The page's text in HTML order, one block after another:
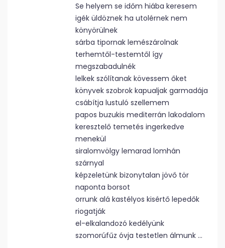
Se helyem se időm hiába keresem
igék üldöznek ha utolérnek nem
könyörülnek
sárba tipornak lemészárolnak
terhemtől-testemtől így
megszabadulnék
lelkek szólítanak kövessem őket
könyvek szobrok kapualjak garmadája
csábítja lustuló szellemem
papos buzukis mediterrán lakodalom
keresztelő temetés ingerkedve
menekül
siralomvölgy lemarad lomhán
szárnyal
képzeletünk bizonytalan jövő tör
naponta borsot
orrunk alá kastélyos kisértő lepedők
riogatják
el-elkalandozó kedélyünk
szomorúfűz óvja testetlen álmunk …